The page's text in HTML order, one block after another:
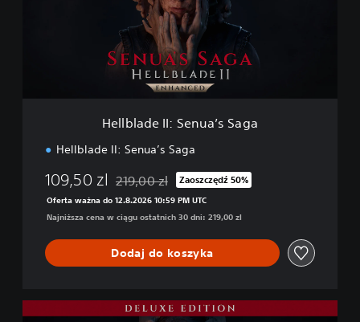
:
Hellblade II: Senua’s Saga
Hellblade II: Senua’s Saga
109,50 zl Zastosowano zniżkę z oryginalnej ceny
219,00 zl Zaoszczędź 50%
Oferta ważna do 12.8.2026 10:59 PM UTC
Najniższa cena w ciągu ostatnich 30 dni: 219,00 zl
Dodaj do koszyka